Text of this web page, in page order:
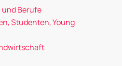
und Berufe
Studenten, Young